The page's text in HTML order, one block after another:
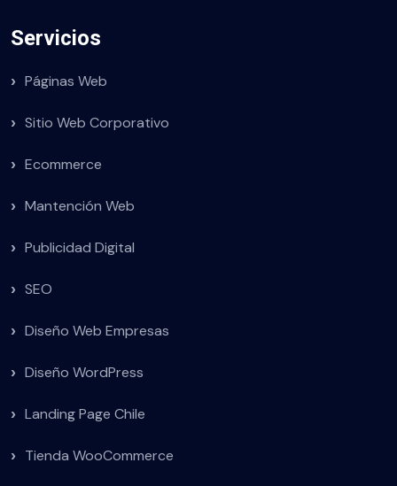
Servicios
Páginas Web
Sitio Web Corporativo
Ecommerce
Mantención Web
Publicidad Digital
SEO
Diseño Web Empresas
Diseño WordPress
Landing Page Chile
Tienda WooCommerce